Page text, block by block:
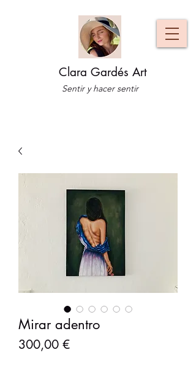
Clara Gardés Art
Sentir y hacer sentir
Mirar adentro
300,00 €Precio